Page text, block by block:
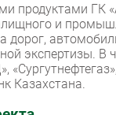
продуктами ГК
и
дорог,
экспертизы.
Казахстана.